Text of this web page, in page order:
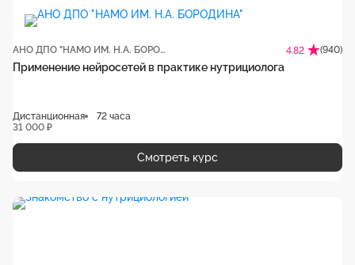
АНО ДПО "НАМО ИМ. Н.А. БОРОДИНА" 4.82 (940)
Применение нейросетей в практике нутрициолога
Дистанционная
72 часа
31 000 ₽
Смотреть курс